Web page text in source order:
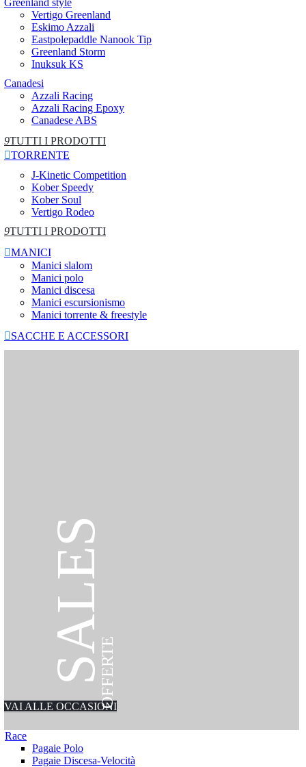
Greenland style
Vertigo Greenland
Eskimo Azzali
Eastpolepaddle Nanook Tip
Greenland Storm
Inuksuk KS
Canadesi
Azzali Racing
Azzali Racing Epoxy
Canadese ABS
9TUTTI I PRODOTTI
TORRENTE
J-Kinetic Competition
Kober Speedy
Kober Soul
Vertigo Rodeo
9TUTTI I PRODOTTI
MANICI
Manici slalom
Manici polo
Manici discesa
Manici escursionismo
Manici torrente & freestyle
SACCHE E ACCESSORI
SALESOFFERTE
VAI ALLE OCCASIONI
Race
Pagaie Polo
Pagaie Discesa-Velocità